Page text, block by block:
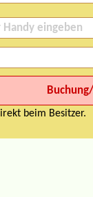
beim Besitzer.